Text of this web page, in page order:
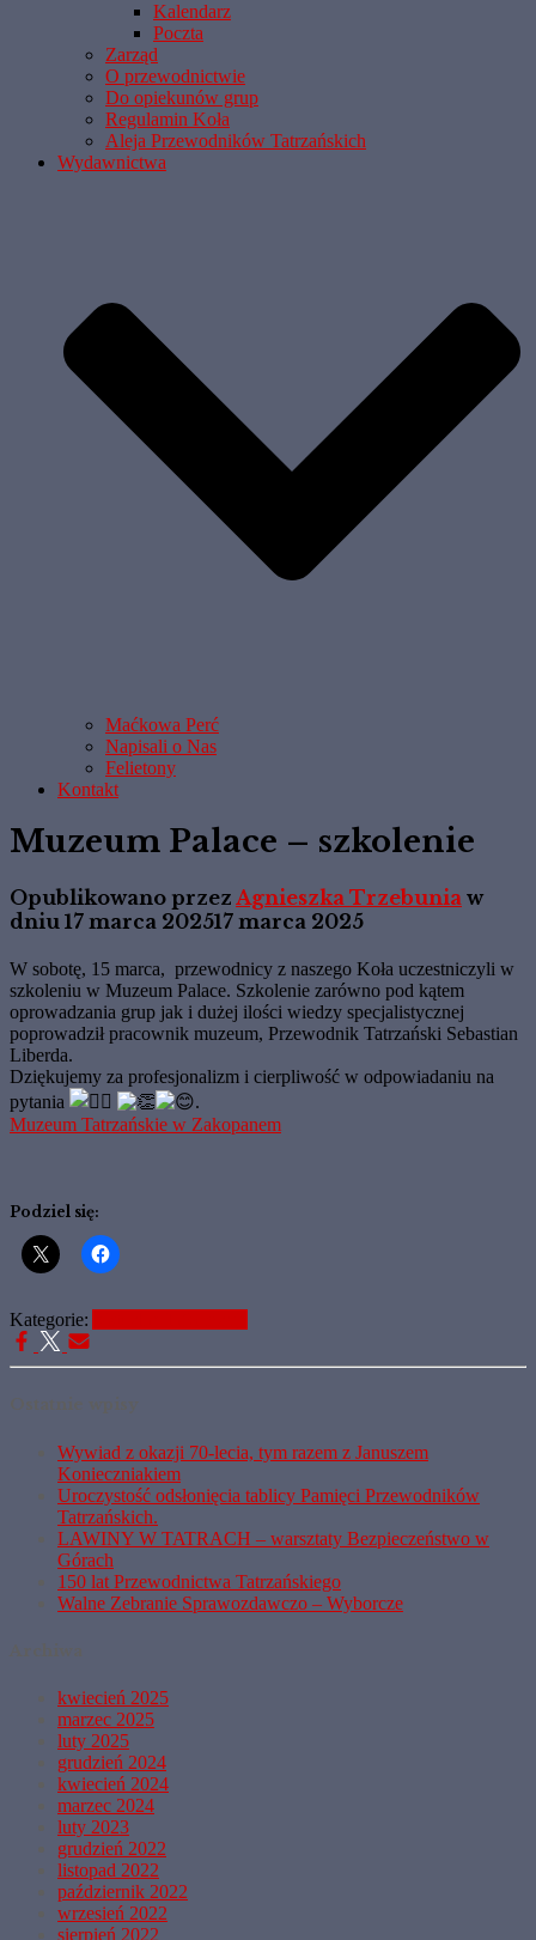
Kalendarz
Poczta
Zarząd
O przewodnictwie
Do opiekunów grup
Regulamin Koła
Aleja Przewodników Tatrzańskich
Wydawnictwa
Maćkowa Perć
Napisali o Nas
Felietony
Kontakt
Muzeum Palace – szkolenie
Opublikowano przez Agnieszka Trzebunia w
dniu 17 marca 202517 marca 2025
W sobotę, 15 marca, przewodnicy z naszego Koła uczestniczyli w
szkoleniu w Muzeum Palace. Szkolenie zarówno pod kątem
oprowadzania grup jak i dużej ilości wiedzy specjalistycznej
poprowadził pracownik muzeum, Przewodnik Tatrzański Sebastian
Liberda.
Dziękujemy za profesjonalizm i cierpliwość w odpowiadaniu na
pytania
.
Muzeum Tatrzańskie w Zakopanem
Podziel się:
Kategorie:
Wywiad z okazji 70-lecia, tym razem z Januszem
Konieczniakiem
Uroczystość odsłonięcia tablicy Pamięci Przewodników
Tatrzańskich.
LAWINY W TATRACH – warsztaty Bezpieczeństwo w
Górach
150 lat Przewodnictwa Tatrzańskiego
Walne Zebranie Sprawozdawczo – Wyborcze
kwiecień 2025
marzec 2025
luty 2025
grudzień 2024
kwiecień 2024
marzec 2024
luty 2023
grudzień 2022
listopad 2022
październik 2022
wrzesień 2022
sierpień 2022